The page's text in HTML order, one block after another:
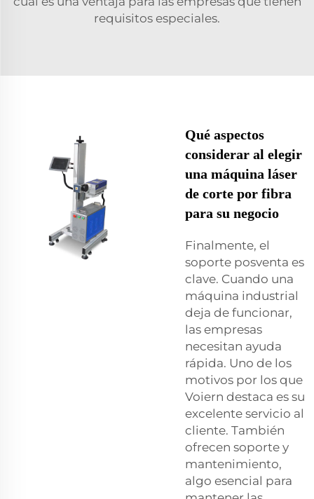
requisitos especiales.
Qué aspectos
considerar al elegir
una máquina láser
de corte por fibra
para su negocio
Finalmente, el
soporte posventa es
clave. Cuando una
máquina industrial
deja de funcionar,
las empresas
necesitan ayuda
rápida. Uno de los
motivos por los que
Voiern destaca es su
excelente servicio al
cliente. También
ofrecen soporte y
mantenimiento,
algo esencial para